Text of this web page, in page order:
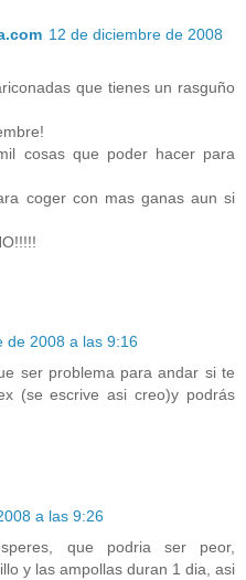
12 de diciembre de 2008
que tienes un rasguño
cosas que poder hacer para
coger con mas ganas aun si
de 2008 a las 9:16
ser problema para andar si te
(se escrive asi creo)y podrás
a las 9:26
que podria ser peor,
y las ampollas duran 1 dia, asi